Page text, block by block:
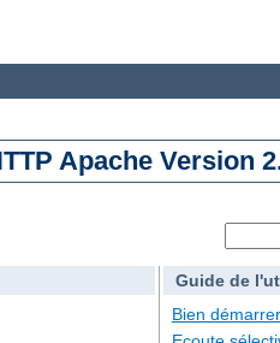
Apache Version
Guide de
Bien démarrer